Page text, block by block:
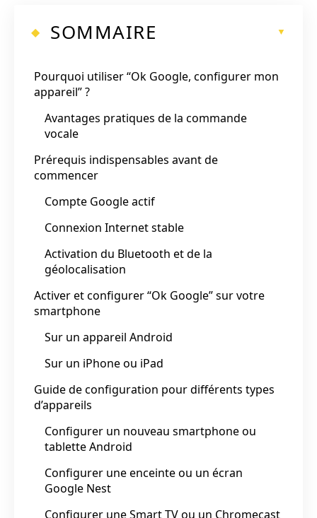
SOMMAIRE
Pourquoi utiliser “Ok Google, configurer mon
appareil” ?
Avantages pratiques de la commande
vocale
Prérequis indispensables avant de
commencer
Compte Google actif
Connexion Internet stable
Activation du Bluetooth et de la
géolocalisation
Activer et configurer “Ok Google” sur votre
smartphone
Sur un appareil Android
Sur un iPhone ou iPad
Guide de configuration pour différents types
d’appareils
Configurer un nouveau smartphone ou
tablette Android
Configurer une enceinte ou un écran
Google Nest
Configurer une Smart TV ou un Chromecast